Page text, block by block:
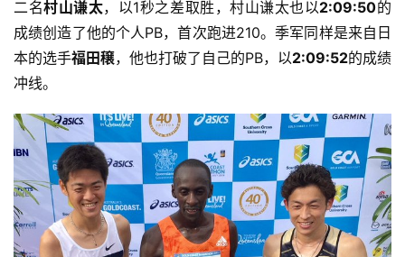
二名村山谦太，以1秒之差取胜，村山谦太也以2:09:50的
成绩创造了他的个人PB，首次跑进210。季军同样是来自日
本的选手福田穣，他也打破了自己的PB，以2:09:52的成绩
冲线。